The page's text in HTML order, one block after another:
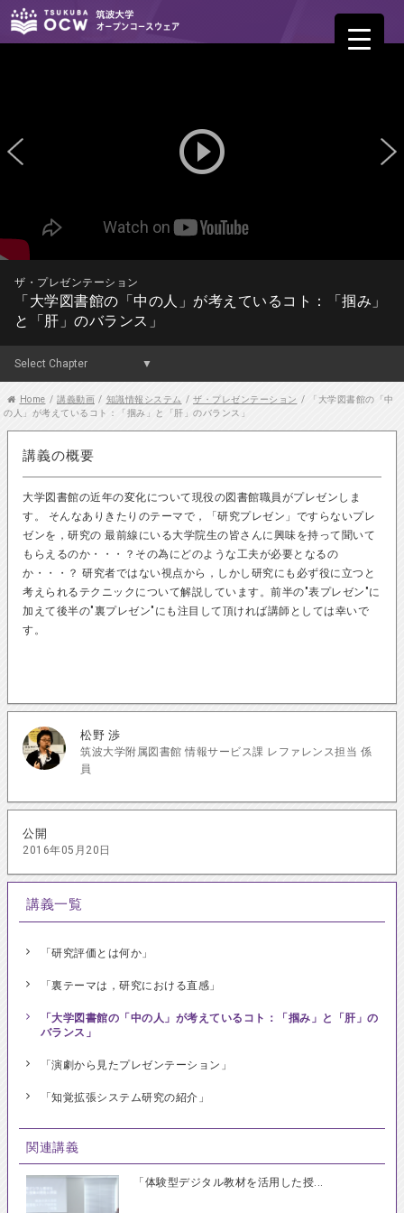
play_circle_outline
ザ・プレゼンテーション
「大学図書館の「中の人」が考えているコト：「掴み」
と「肝」のバランス」
Home / 講義動画 / 知識情報システム / ザ・プレゼンテーション /
「大学図書館の「中
の人」が考えているコト：「掴み」と「肝」のバランス」
講義の概要
大学図書館の近年の変化について現役の図書館職員がプレゼンしま
す。 そんなありきたりのテーマで，「研究プレゼン」ですらないプレ
ゼンを，研究の 最前線にいる大学院生の皆さんに興味を持って聞いて
もらえるのか・・・？その為にどのような工夫が必要となるの
か・・・？ 研究者ではない視点から，しかし研究にも必ず役に立つと
考えられるテクニックについて解説しています。前半の"表プレゼン"に
加えて後半の"裏プレゼン"にも注目して頂ければ講師としては幸いで
す。
松野 渉
筑波大学附属図書館 情報サービス課 レファレンス担当 係
員
公開
2016年05月20日
講義一覧
「研究評価とは何か」
「裏テーマは，研究における直感」
「大学図書館の「中の人」が考えているコト：「掴み」と「肝」の
バランス」
「演劇から見たプレゼンテーション」
「知覚拡張システム研究の紹介」
関連講義
「体験型デジタル教材を活用した授...